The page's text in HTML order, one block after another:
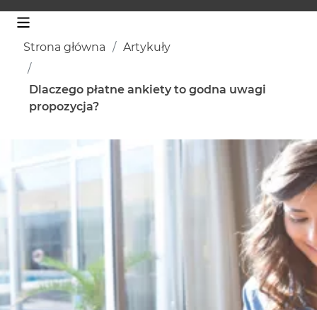
Strona główna Artykuły
Dlaczego płatne ankiety to godna uwagi
propozycja?